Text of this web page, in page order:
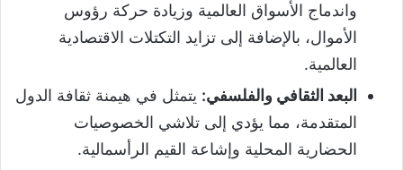
واندماج الأسواق العالمية وزيادة حركة رؤوس
الأموال، بالإضافة إلى تزايد التكتلات الاقتصادية
العالمية.
البعد الثقافي والفلسفي: يتمثل في هيمنة ثقافة الدول
المتقدمة، مما يؤدي إلى تلاشي الخصوصيات
الحضارية المحلية وإشاعة القيم الرأسمالية.